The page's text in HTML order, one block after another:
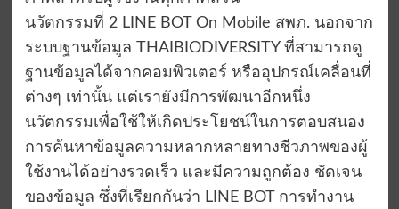
นวัตกรรมที่ 2 LINE BOT On Mobile สพภ. นอกจาก
ระบบฐานข้อมูล THAIBIODIVERSITY ที่สามารถดู
ฐานข้อมูลได้จากคอมพิวเตอร์ หรืออุปกรณ์เคลื่อนที่
ต่างๆ เท่านั้น แต่เรายังมีการพัฒนาอีกหนึ่ง
นวัตกรรมเพื่อใช้ให้เกิดประโยชน์ในการตอบสนอง
การค้นหาข้อมูลความหลากหลายทางชีวภาพของผู้
ใช้งานได้อย่างรวดเร็ว และมีความถูกต้อง ชัดเจน
ของข้อมูล ซึ่งที่เรียกกันว่า LINE BOT การทํางาน